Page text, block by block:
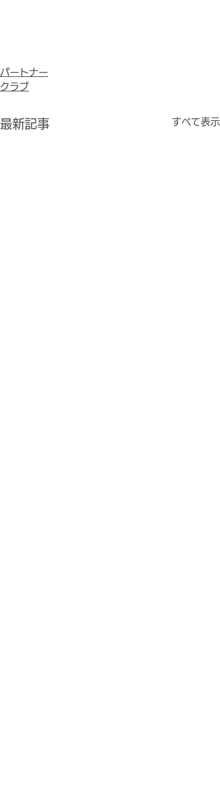
パートナー
クラブ
最新記事 すべて表示